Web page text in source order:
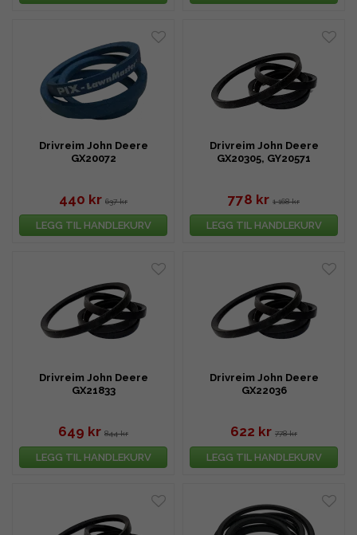
Drivreim John Deere
GX20072
440 kr 637 kr
LEGG TIL HANDLEKURV
Drivreim John Deere
GX20305, GY20571
778 kr 1 168 kr
LEGG TIL HANDLEKURV
Drivreim John Deere
GX21833
649 kr 844 kr
LEGG TIL HANDLEKURV
Drivreim John Deere
GX22036
622 kr 778 kr
LEGG TIL HANDLEKURV